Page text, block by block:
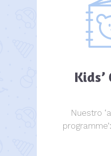
Kids’
Nuestro